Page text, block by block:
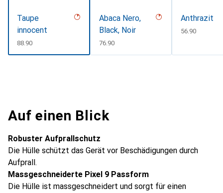
Taupe
innocent
CHF
88.90
Abaca Nero,
Black, Noir
CHF
76.90
Anthrazit
CHF
56.90
Auf einen Blick
Robuster Aufprallschutz
Die Hülle schützt das Gerät vor Beschädigungen durch
Aufprall.
Massgeschneiderte Pixel 9 Passform
Die Hülle ist massgeschneidert und sorgt für einen